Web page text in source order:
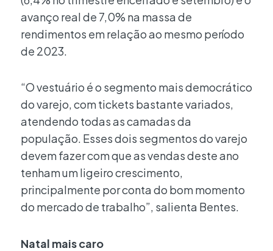
avanço real de 7,0% na massa de
rendimentos em relação ao mesmo período
de 2023.
“O vestuário é o segmento mais democrático
do varejo, com tickets bastante variados,
atendendo todas as camadas da
população. Esses dois segmentos do varejo
devem fazer com que as vendas deste ano
tenham um ligeiro crescimento,
principalmente por conta do bom momento
do mercado de trabalho”, salienta Bentes.
Natal mais caro